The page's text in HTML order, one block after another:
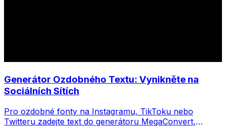
Generátor Ozdobného Textu: Vynikněte na
Sociálních Sítích
Pro ozdobné fonty na Instagramu, TikToku nebo
Twitteru zadejte text do generátoru MegaConvert,